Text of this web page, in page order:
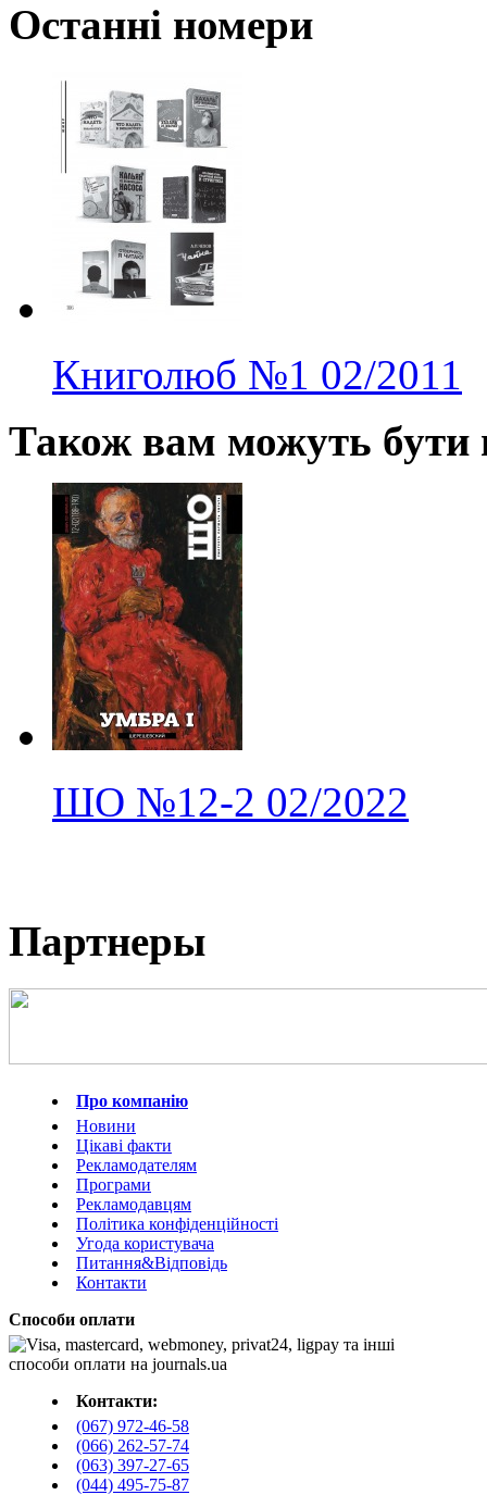
Останні номери
Книголюб №1 02/2011
Також вам можуть бути
ШО №12-2 02/2022
Партнеры
Про компанію
Новини
Цікаві факти
Рекламодателям
Програми
Рекламодавцям
Політика конфіденційності
Угода користувача
Питання&Відповідь
Контакти
Способи оплати
Контакти:
(067) 972-46-58
(066) 262-57-74
(063) 397-27-65
(044) 495-75-87